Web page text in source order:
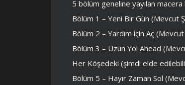
5 bölüm geneline yayılan
Bölüm 1 – Yeni Bir Gün (Mevcut
Bölüm 2 – Yardım için Aç
Bölüm 3 – Uzun Yol Ahead
Her Köşedeki (şimdi elde
Bölüm 5 – Hayır Zaman Sol